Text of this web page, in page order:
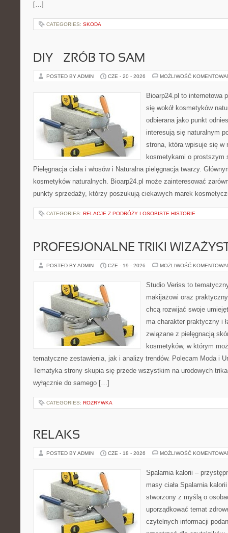
[…]
CATEGORIES: SKODA
DIY – ZRÓB TO SAM
POSTED BY ADMIN CZE - 20 - 2026 MOŻLIWOŚĆ
Bioarp24.pl to internetowa
się wokół kosmetyków
odbierana jako punkt
interesują się naturalnym
strona, która wpisuje się w
kosmetykami o prostszym
Pielęgnacja ciała i włosów i Naturalna pielęgnacja twarzy.
kosmetyków naturalnych. Bioarp24.pl może zainteresować
punkty sprzedaży, którzy poszukują ciekawych marek
CATEGORIES: RELACJE Z PODRÓŻY I OSOBISTE HISTORIE
PROFESJONALNE TRIKI
POSTED BY ADMIN CZE - 19 - 2026 MOŻLIWOŚĆ
Studio Veriss to
makijażowi oraz
chcą rozwijać swoje
ma charakter praktyczny i
związane z pielęgnacją
kosmetyków, w którym
tematyczne zestawienia, jak i analizy trendów. Polecam Moda i
Tematyka strony skupia się przede wszystkim na urodowych
wyłącznie do samego […]
CATEGORIES: ROZRYWKA
RELAKS
POSTED BY ADMIN CZE - 18 - 2026 MOŻLIWOŚĆ
Spalarnia kalorii –
masy ciała Spalarnia
stworzony z myślą o
uporządkować temat
czytelnych informacji